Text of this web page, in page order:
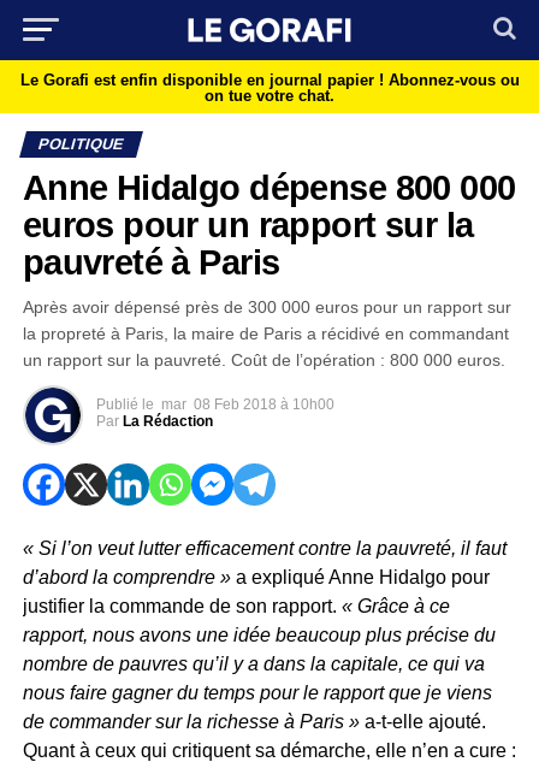
Le Gorafi est enfin disponible en journal papier ! Abonnez-vous ou
on tue votre chat.
POLITIQUE
Anne Hidalgo dépense 800 000
euros pour un rapport sur la
pauvreté à Paris
Après avoir dépensé près de 300 000 euros pour un rapport sur
la propreté à Paris, la maire de Paris a récidivé en commandant
un rapport sur la pauvreté. Coût de l’opération : 800 000 euros.
Publié le mar 08 Feb 2018 à 10h00
Par La Rédaction
« Si l’on veut lutter efficacement contre la pauvreté, il faut
d’abord la comprendre »a expliqué Anne Hidalgo pour
justifier la commande de son rapport. « Grâce à ce
rapport, nous avons une idée beaucoup plus précise du
nombre de pauvres qu’il y a dans la capitale, ce qui va
nous faire gagner du temps pour le rapport que je viens
de commander sur la richesse à Paris »a-t-elle ajouté.
Quant à ceux qui critiquent sa démarche, elle n’en a cure :